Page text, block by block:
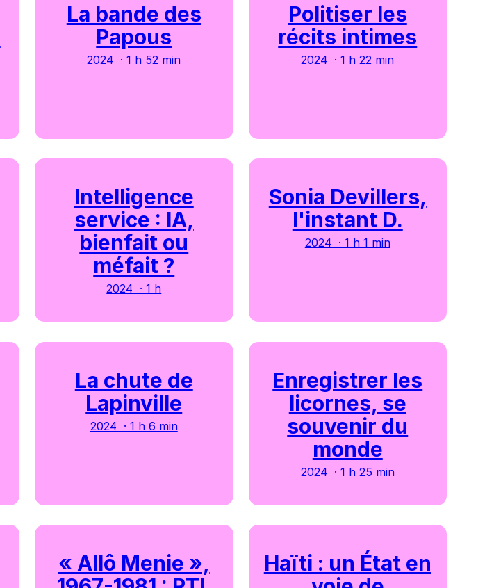
La bande des
Papous
2024 · 1 h 52 min
Politiser les
récits intimes
2024 · 1 h 22 min
Intelligence
service : IA,
bienfait ou
méfait ?
2024 · 1 h
Sonia Devillers,
l'instant D.
2024 · 1 h 1 min
La chute de
Lapinville
2024 · 1 h 6 min
Enregistrer les
licornes, se
souvenir du
monde
2024 · 1 h 25 min
« Allô Menie »,
Haïti : un État en